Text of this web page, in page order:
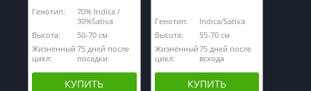
Генотип:
70% Indica /
30%Sativa
Высота:
50-70 см
Жизненный
цикл:
75 дней после
посадки
КУПИТЬ
Генотип:
Indica/Sativa
Высота:
55-70 см
Жизненный
цикл:
75 дней после
всхода
КУПИТЬ